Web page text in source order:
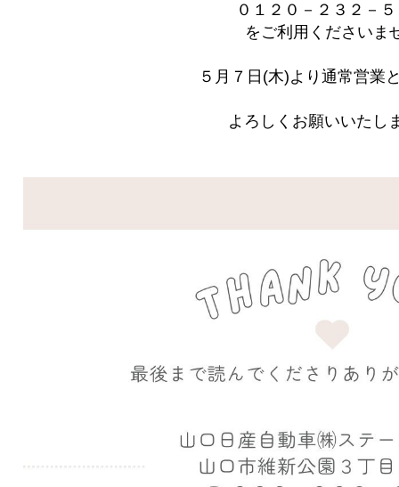
０１２０－２３２－
をご利用くださいま
５月７日(木)より通常営業
よろしくお願いいたし